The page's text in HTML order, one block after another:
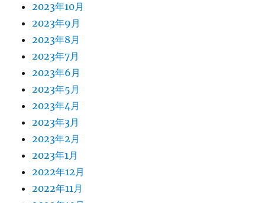
2023年10月
2023年9月
2023年8月
2023年7月
2023年6月
2023年5月
2023年4月
2023年3月
2023年2月
2023年1月
2022年12月
2022年11月